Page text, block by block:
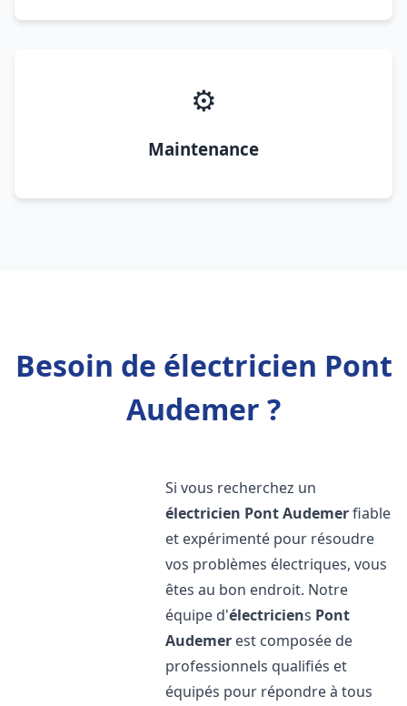
⚙️
Maintenance
Besoin de électricien Pont
Audemer ?
Si vous recherchez un
électricien Pont Audemerfiable
et expérimenté pour résoudre
vos problèmes électriques, vous
êtes au bon endroit. Notre
équipe d'électriciens Pont
Audemer est composée de
professionnels qualifiés et
équipés pour répondre à tous